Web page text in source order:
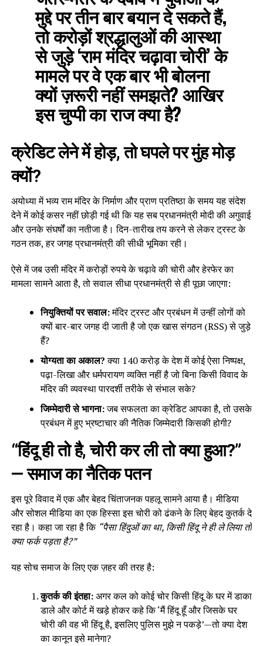
मुद्दे पर तीन बार बयान दे सकते हैं,
तो करोड़ों श्रद्धालुओं की आस्था
से जुड़े ‘राम मंदिर चढ़ावा चोरी’ के
मामले पर वे एक बार भी बोलना
क्यों ज़रूरी नहीं समझते? आखिर
इस चुप्पी का राज क्या है?
क्रेडिट लेने में होड़, तो घपले पर मुंह मोड़
क्यों?
अयोध्या में भव्य राम मंदिर के निर्माण और प्राण प्रतिष्ठा के समय यह संदेश
देने में कोई कसर नहीं छोड़ी गई थी कि यह सब प्रधानमंत्री मोदी की अगुवाई
और उनके संघर्षों का नतीजा है। दिन-तारीख तय करने से लेकर ट्रस्ट के
गठन तक, हर जगह प्रधानमंत्री की सीधी भूमिका रही।
ऐसे में जब उसी मंदिर में करोड़ों रुपये के चढ़ावे की चोरी और हेरफेर का
मामला सामने आता है, तो सवाल सीधा प्रधानमंत्री से ही पूछा जाएगा:
नियुक्तियों पर सवाल:मंदिर ट्रस्ट और प्रबंधन में उन्हीं लोगों को
क्यों बार-बार जगह दी जाती है जो एक खास संगठन (RSS) से जुड़े
हैं?
योग्यता का अकाल?क्या 140 करोड़ के देश में कोई ऐसा निष्पक्ष,
पढ़ा-लिखा और धर्मपरायण व्यक्ति नहीं है जो बिना किसी विवाद के
मंदिर की व्यवस्था पारदर्शी तरीके से संभाल सके?
जिम्मेदारी से भागना:जब सफलता का क्रेडिट आपका है, तो उसके
प्रबंधन में हुए भ्रष्टाचार की नैतिक जिम्मेदारी किसकी होगी?
“हिंदू ही तो है, चोरी कर ली तो क्या हुआ?”
— समाज का नैतिक पतन
इस पूरे विवाद में एक और बेहद चिंताजनक पहलू सामने आया है। मीडिया
और सोशल मीडिया का एक हिस्सा इस चोरी को ढंकने के लिए बेहद कुतर्क दे
रहा है। कहा जा रहा है कि “पैसा हिंदुओं का था, किसी हिंदू ने ही ले लिया तो
क्या फर्क पड़ता है?”
यह सोच समाज के लिए एक ज़हर की तरह है:
कुतर्क की इंतहा:अगर कल को कोई चोर किसी हिंदू के घर में डाका
डाले और कोर्ट में खड़े होकर कहे कि ‘मैं हिंदू हूँ और जिसके घर
चोरी की वह भी हिंदू है, इसलिए पुलिस मुझे न पकड़े’—तो क्या देश
का कानून इसे मानेगा?